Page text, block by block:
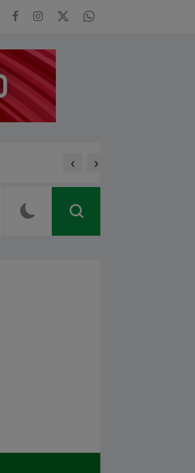
se modifica
‹ ›